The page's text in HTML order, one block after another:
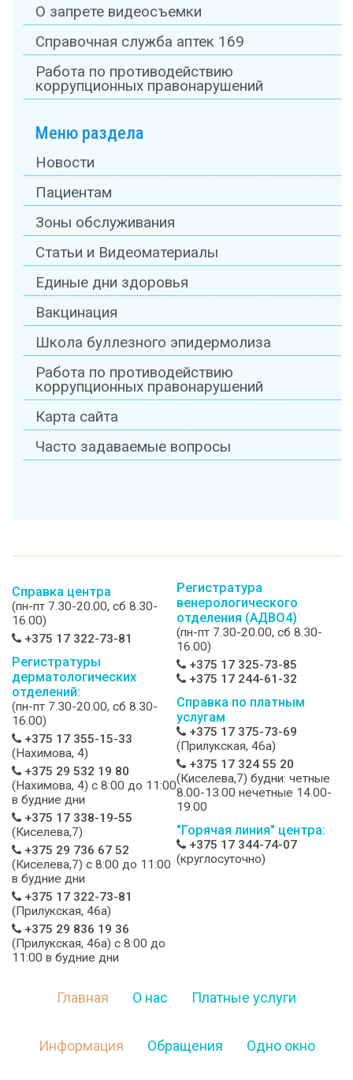
О запрете видеосъемки
Справочная служба аптек 169
Работа по противодействию
коррупционных правонарушений
Меню раздела
Новости
Пациентам
Зоны обслуживания
Статьи и Видеоматериалы
Единые дни здоровья
Вакцинация
Школа буллезного эпидермолиза
Работа по противодействию
коррупционных правонарушений
Карта сайта
Часто задаваемые вопросы
Справка центра
(пн-пт 7.30-20.00, сб 8.30-
16.00)
+375 17 322-73-81
Регистратуры
дерматологических
отделений:
(пн-пт 7.30-20.00, сб 8.30-
16.00)
+375 17 355-15-33
(Нахимова, 4)
+375 29 532 19 80
(Нахимова, 4) c 8:00 до 11:00
в будние дни
+375 17 338-19-55
(Киселева,7)
+375 29 736 67 52
(Киселева,7) c 8:00 до 11:00
в будние дни
+375 17 322-73-81
(Прилукская, 46а)
+375 29 836 19 36
(Прилукская, 46а) c 8:00 до
11:00 в будние дни
Регистратура
венерологического
отделения (АДВО4)
(пн-пт 7.30-20.00, сб 8.30-
16.00)
+375 17 325-73-85
+375 17 244-61-32
Справка по платным
услугам
+375 17 375-73-69
(Прилукская, 46а)
+375 17 324 55 20
(Киселева,7) будни: четные
8.00-13.00 нечетные 14.00-
19.00
"Горячая линия" центра:
+375 17 344-74-07
(круглосуточно)
Главная О нас Платные услуги
Информация Обращения Одно окно